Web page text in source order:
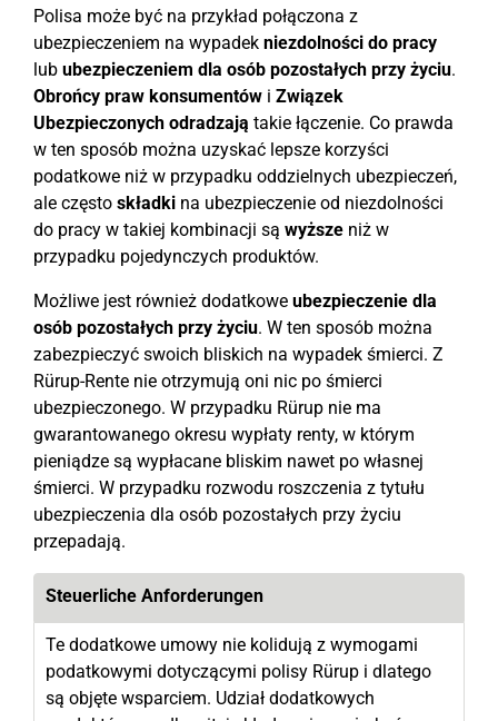
Polisa może być na przykład połączona z
ubezpieczeniem na wypadek niezdolności do pracy
lub ubezpieczeniem dla osób pozostałych przy życiu.
Obrońcy praw konsumentów i Związek
Ubezpieczonych odradzają takie łączenie. Co prawda
w ten sposób można uzyskać lepsze korzyści
podatkowe niż w przypadku oddzielnych ubezpieczeń,
ale często składki na ubezpieczenie od niezdolności
do pracy w takiej kombinacji są wyższe niż w
przypadku pojedynczych produktów.
Możliwe jest również dodatkowe ubezpieczenie dla
osób pozostałych przy życiu. W ten sposób można
zabezpieczyć swoich bliskich na wypadek śmierci. Z
Rürup-Rente nie otrzymują oni nic po śmierci
ubezpieczonego. W przypadku Rürup nie ma
gwarantowanego okresu wypłaty renty, w którym
pieniądze są wypłacane bliskim nawet po własnej
śmierci. W przypadku rozwodu roszczenia z tytułu
ubezpieczenia dla osób pozostałych przy życiu
przepadają.
Steuerliche Anforderungen
Te dodatkowe umowy nie kolidują z wymogami
podatkowymi dotyczącymi polisy Rürup i dlatego
są objęte wsparciem. Udział dodatkowych